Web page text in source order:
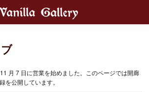
月 7 日に営業を始めました。このページでは開廊
を公開しています。